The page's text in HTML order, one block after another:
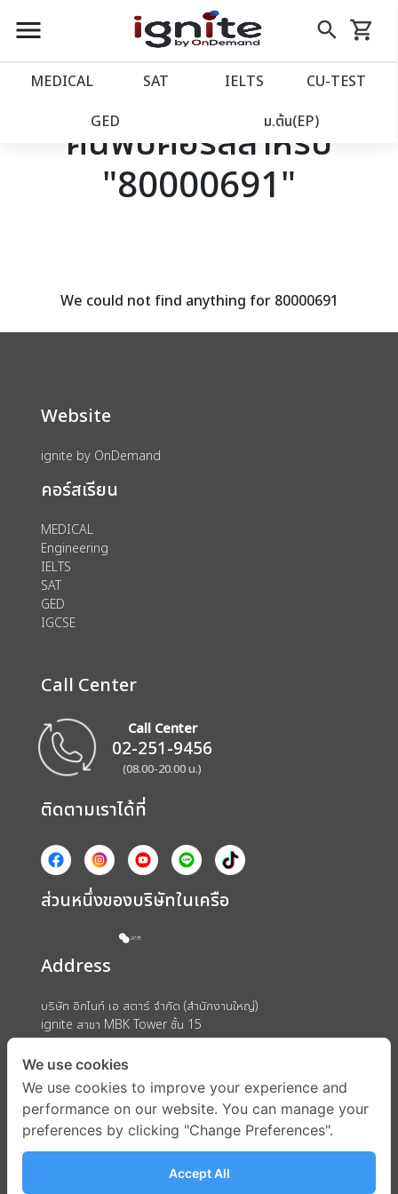
close
account_balance หน้าแรก
เว็บไซต์อิกไนท์
โปรโมชั่น
assignment ลงทะเบียน
menu search
Skip
to
shopping_cart
รถเข็น
MEDICAL SAT IELTS CU‑TEST
GED ม.ต้น(EP)
ค้นพบคอร์สสำหรับ
"80000691"
We could not find anything for 80000691
Website
ignite by OnDemand
คอร์สเรียน
MEDICAL
Engineering
IELTS
SAT
GED
IGCSE
Call Center
Call Center
02-251-9456
(08.00-20.00 น.)
ติดตามเราได้ที่
ส่วนหนึ่งของบริษัทในเครือ
Address
บริษัท อิกไนท์ เอ สตาร์ จำกัด (สำนักงานใหญ่)
ignite สาขา MBK Tower ชั้น 15
ถนนพญาไท แขวงวังใหม่ เขตปทุมวัน กรุงเทพมหานคร 10330
We use cookies
We use cookies to improve your experience and
performance on our website. You can manage your
preferences by clicking "Change Preferences".
Accept All